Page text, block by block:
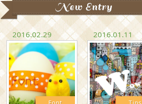
New Entry
2016.02.29 2016.01.11